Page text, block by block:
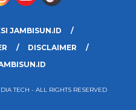
JAMBISUN.ID
DISCLAIMER
TECH - ALL RIGHTS RESERVED